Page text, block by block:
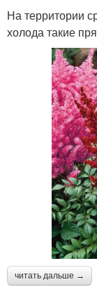
На территории
холода такие
читать дальше →